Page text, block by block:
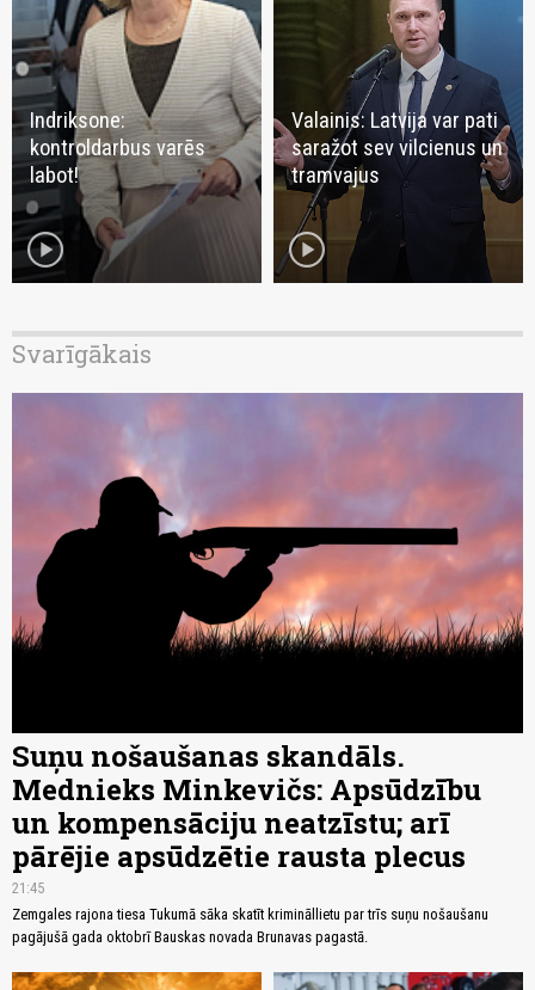
Indriksone:
kontroldarbus varēs
labot!
play_circle
Valainis: Latvija var pati
saražot sev vilcienus un
tramvajus
play_circle
Svarīgākais
Suņu nošaušanas skandāls.
Mednieks Minkevičs: Apsūdzību
un kompensāciju neatzīstu; arī
pārējie apsūdzētie rausta plecus
21:45
Zemgales rajona tiesa Tukumā sāka skatīt krimināllietu par trīs suņu nošaušanu
pagājušā gada oktobrī Bauskas novada Brunavas pagastā.